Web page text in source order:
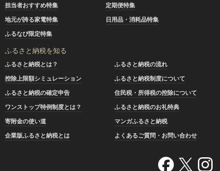
担当者おすすめ特集
定期便特集
地元が誇る家電特集
日用品・消耗品特集
ふるなび限定特集
ふるさと納税を知る
ふるさと納税とは？
ふるさと納税の流れ
控除上限額シミュレーション
ふるさと納税制度について
ふるさと納税の確定申告
住民税・所得税の控除について
ワンストップ特例制度とは？
ふるさと納税のお礼特典
寄附金の使い道
マンガふるさと納税
企業版ふるさと納税とは
よくあるご質問・お問い合わせ